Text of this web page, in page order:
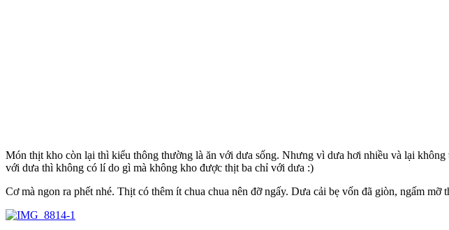
Món thịt kho còn lại thì kiểu thông thường là ăn với dưa sống. Nhưng vì dưa hơi nhiều và lại
với dưa thì không có lí do gì mà không kho được thịt ba chỉ với dưa :)
Cơ mà ngon ra phết nhé. Thịt có thêm ít chua chua nên đỡ ngấy. Dưa cải bẹ vốn đã giòn, ngấm